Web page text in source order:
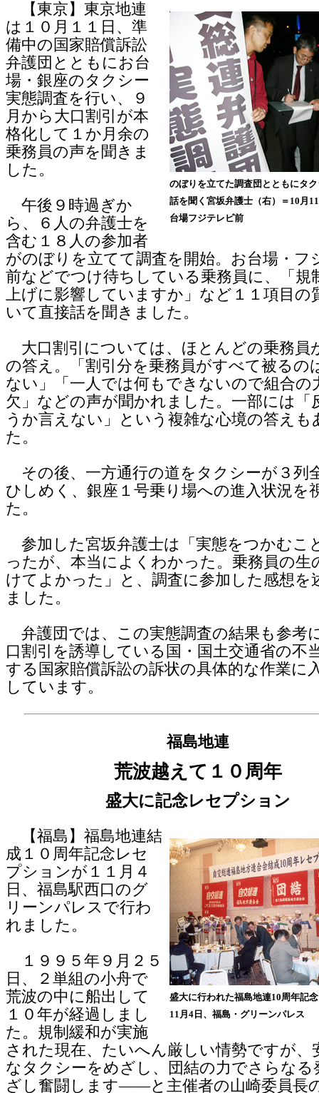
のぼりを立てた調査団とともにタ
話を聞く宮坂弁護士（右）＝10月
台場フジテレビ前
【東京】東京地連
は１０月１１日、準
備中の国家賠償訴訟
弁護団とともにお台
場・銀座のタクシー
実態調査を行い、９
月から大口割引が本
格化して１か月余の
乗務員の声を聞きま
した。
午後９時過ぎか
ら、６人の弁護士を
含む１８人の参加者
がのぼりを立てて調査を開始。お台場・フ
前などでつけ待ちしている乗務員に、「規
上げに影響していますか」など１１項目の
いて直接話を聞きました。
大口割引については、ほとんどの乗務員
の答え。「割引分を乗務員がすべて被るの
ない」「一人では何もできないので組合の
欠」などの声が聞かれました。一部には「
うか言えない」という複雑な心境の答えも
た。
その後、一方通行の道をタクシーが３列
ひしめく、銀座１号乗り場への進入状況を
た。
参加した宮坂弁護士は「実態をつかむこ
ったが、本当によくわかった。乗務員の生
けてよかった」と、調査に参加した感想を
ました。
弁護団では、この実態調査の結果も参考
口割引を誘導している国・国土交通省の不
する国家賠償訴訟の訴状の具体的な作業に
しています。
福島地連
荒波越えて１０周年
盛大に記念レセプション
盛大に行われた福島地連10周年記
11月4日、福島・グリーンパレス
【福島】福島地連結
成１０周年記念レセ
プションが１１月４
日、福島駅西口のグ
リーンパレスで行わ
れました。
１９９５年９月２５
日、２単組の小舟で
荒波の中に船出して
１０年が経過しまし
た。規制緩和が実施
された現在、たいへん厳しい情勢ですが、
なタクシーをめざし、団結の力でさらなる
ざし奮闘します――と主催者の山崎委員長